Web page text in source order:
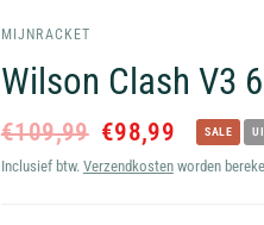
MIJNRACKET
Wilson Clash V3
€109,99 €98,99 SALE
Inclusief btw. Verzendkostenworden